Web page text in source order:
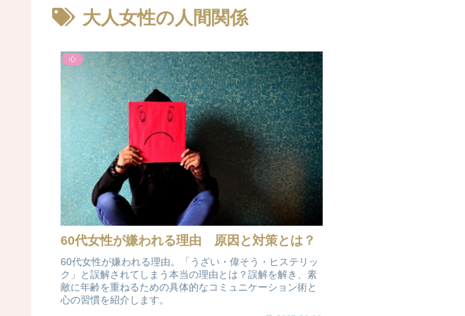
大人女性の人間関係
心
60代女性が嫌われる理由 原因と対策とは？
60代女性が嫌われる理由。「うざい・偉そう・ヒステリッ
ク」と誤解されてしまう本当の理由とは？誤解を解き、素
敵に年齢を重ねるための具体的なコミュニケーション術と
心の習慣を紹介します。